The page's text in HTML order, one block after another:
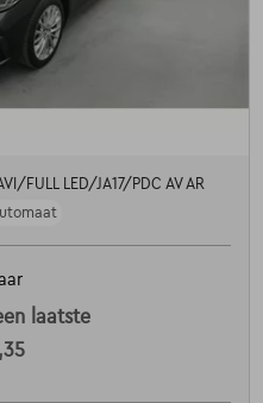
FULL LED/JA17/PDC AV AR
laatste